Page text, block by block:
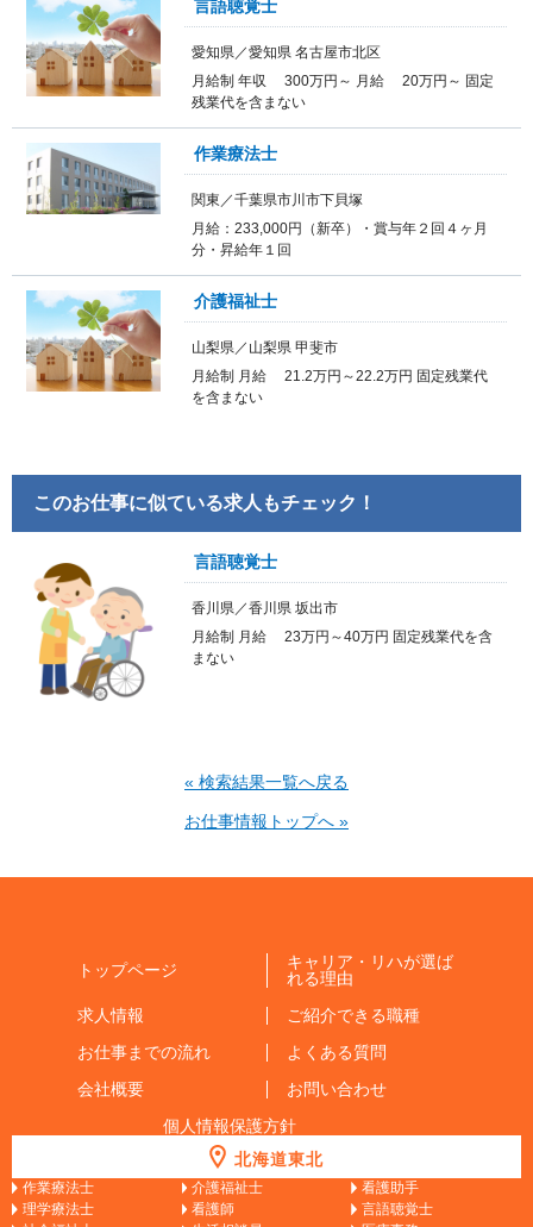
言語聴覚士
愛知県／愛知県 名古屋市北区
月給制 年収 300万円～ 月給 20万円～ 固定
残業代を含まない
作業療法士
関東／千葉県市川市下貝塚
月給：233,000円（新卒）・賞与年２回４ヶ月
分・昇給年１回
介護福祉士
山梨県／山梨県 甲斐市
月給制 月給 21.2万円～22.2万円 固定残業代
を含まない
このお仕事に似ている求人もチェック！
言語聴覚士
香川県／香川県 坂出市
月給制 月給 23万円～40万円 固定残業代を含
まない
« 検索結果一覧へ戻る
お仕事情報トップへ »
トップページ
キャリア・リハが選ば
れる理由
求人情報
ご紹介できる職種
お仕事までの流れ
よくある質問
会社概要
お問い合わせ
個人情報保護方針
北海道東北
作業療法士 介護福祉士
看護助手
理学療法士
看護師
言語聴覚士